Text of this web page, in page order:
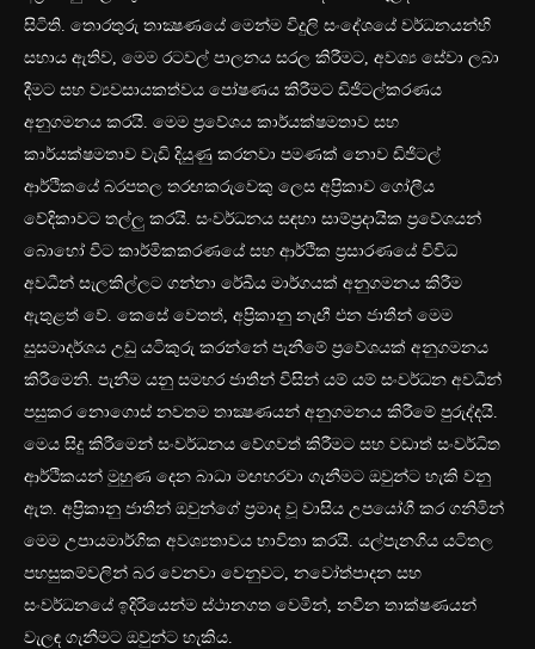
සිටිති. තොරතුරු තාක්‍ෂණයේ මෙන්ම විදුලි සංදේශයේ වර්ධනයන්හි
සහාය ඇතිව, මෙම රටවල් පාලනය සරල කිරීමට, අවශ්‍ය සේවා ලබා
දීමට සහ ව්‍යවසායකත්වය පෝෂණය කිරීමට ඩිජිටල්කරණය
අනුගමනය කරයි. මෙම ප්‍රවේශය කාර්යක්ෂමතාව සහ
කාර්යක්ෂමතාව වැඩි දියුණු කරනවා පමණක් නොව ඩිජිටල්
ආර්ථිකයේ බරපතල තරඟකරුවෙකු ලෙස අප්‍රිකාව ගෝලීය
වේදිකාවට තල්ලු කරයි. සංවර්ධනය සඳහා සාම්ප්‍රදායික ප්‍රවේශයන්
බොහෝ විට කාර්මිකකරණයේ සහ ආර්ථික ප්‍රසාරණයේ විවිධ
අවධීන් සැලකිල්ලට ගන්නා රේඛීය මාර්ගයක් අනුගමනය කිරීම
ඇතුළත් වේ. කෙසේ වෙතත්, අප්‍රිකානු නැඟී එන ජාතීන් මෙම
සුසමාදර්ශය උඩු යටිකුරු කරන්නේ පැනීමේ ප්‍රවේශයක් අනුගමනය
කිරීමෙනි. පැනීම යනු සමහර ජාතීන් විසින් යම් යම් සංවර්ධන අවධීන්
පසුකර නොගොස් නවතම තාක්‍ෂණයන් අනුගමනය කිරීමේ පුරුද්දයි.
මෙය සිදු කිරීමෙන් සංවර්ධනය වේගවත් කිරීමට සහ වඩාත් සංවර්ධිත
ආර්ථිකයන් මුහුණ දෙන බාධා මඟහරවා ගැනීමට ඔවුන්ට හැකි වනු
ඇත. අප්‍රිකානු ජාතීන් ඔවුන්ගේ ප්‍රමාද වූ වාසිය උපයෝගී කර ගනිමින්
මෙම උපායමාර්ගික අවශ්‍යතාවය භාවිතා කරයි. යල්පැනගිය යටිතල
පහසුකම්වලින් බර වෙනවා වෙනුවට, නවෝත්පාදන සහ
සංවර්ධනයේ ඉදිරියෙන්ම ස්ථානගත වෙමින්, නවීන තාක්ෂණයන්
වැලඳ ගැනීමට ඔවුන්ට හැකිය.